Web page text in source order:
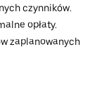
czynników.
opłaty.
zaplanowanych